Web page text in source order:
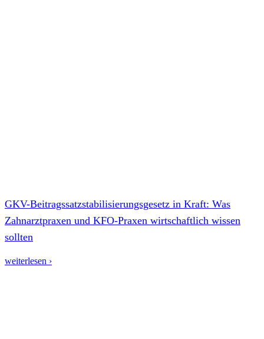
GKV-Beitragssatzstabilisierungsgesetz in Kraft: Was
Zahnarztpraxen und KFO-Praxen wirtschaftlich wissen
sollten
weiterlesen ›